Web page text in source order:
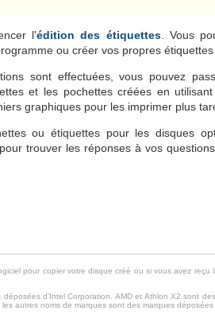
l'édition des étiquettes. Vous
ou créer vos propres étiquettes
sont effectuées, vous pouvez
et les pochettes créées en
graphiques pour les imprimer plus
ou étiquettes pour les disques
pour trouver les réponses à vos
pour copier votre disque créé ou si vous avez reçu
d'Intel Corporation. AMD et Athlon X2 sont
autres noms de marques sont des marques